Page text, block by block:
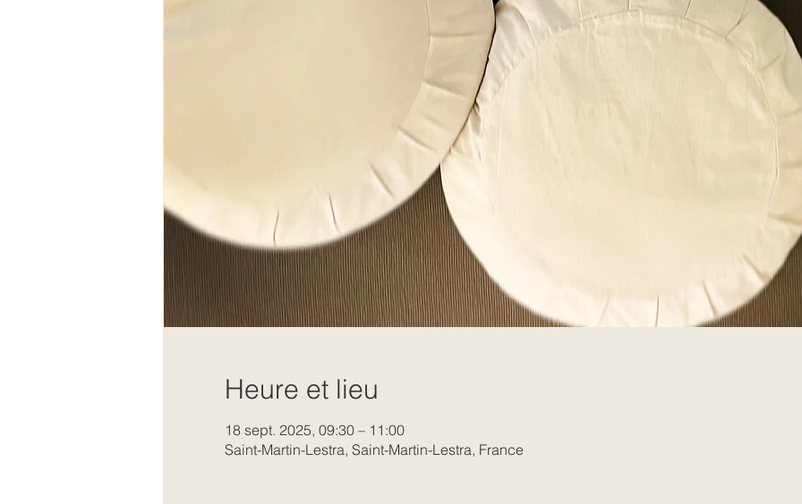
Heure et lieu
18 sept. 2025, 09:30 – 11:00
Saint-Martin-Lestra, Saint-Martin-Lestra, France